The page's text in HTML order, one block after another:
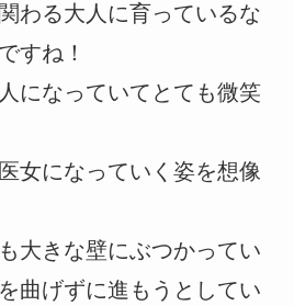
わる大人に育っているな
すね！
になっていてとても微笑
女になっていく姿を想像
大きな壁にぶつかってい
曲げずに進もうとしてい